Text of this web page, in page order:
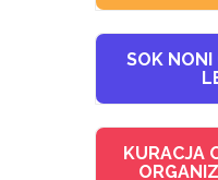
SOK NONI
KURACJA